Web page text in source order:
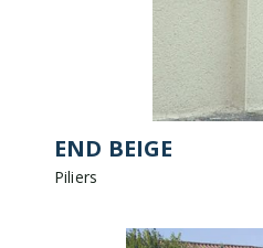
END BEIGE
Piliers